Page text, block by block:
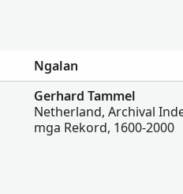
Ngalan
Gerhard Tammel
Netherland, Archival
mga Rekord, 1600-2000